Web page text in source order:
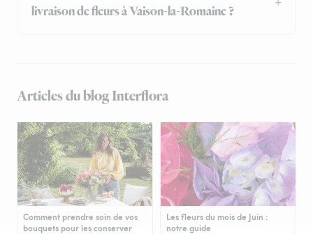
livraison de fleurs à Vaison-la-Romaine ?
Articles du blog Interflora
Comment prendre soin de vos
bouquets pour les conserver
Les fleurs du mois de Juin :
notre guide